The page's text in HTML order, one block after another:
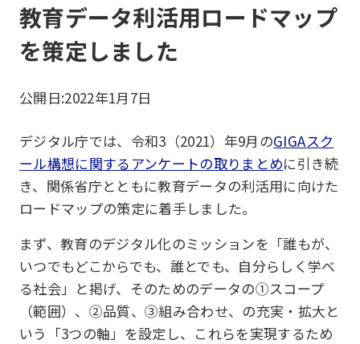
教育データ利活用ロードマップ
を策定しました
公開日:2022年1月7日
デジタル庁では、令和3（2021）年9月のGIGAスク
ール構想に関するアンケートの取りまとめに引き続
き、関係省庁とともに教育データの利活用に向けた
ロードマップの策定に着手しました。
まず、教育のデジタル化のミッションを「誰もが、
いつでもどこからでも、誰とでも、自分らしく学べ
る社会」と掲げ、そのためのデータの①スコープ
（範囲）、②品質、③組み合わせ、の充実・拡大と
いう「3つの軸」を設定し、これらを実現するため